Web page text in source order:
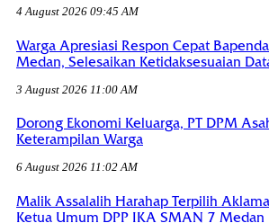
4 August 2026 09:45 AM
Warga Apresiasi Respon Cepat
Medan, Selesaikan Ketidaksesuaian
3 August 2026 11:00 AM
Dorong Ekonomi Keluarga, PT DPM
Keterampilan Warga
6 August 2026 11:02 AM
Malik Assalalih Harahap Terpilih
Ketua Umum DPP IKA SMAN 7 Medan